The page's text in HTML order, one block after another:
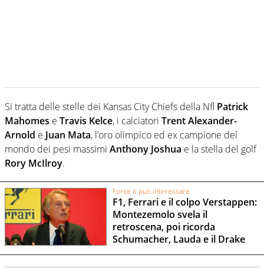
Si tratta delle stelle dei Kansas City Chiefs della Nfl Patrick
Mahomes e Travis Kelce, i calciatori Trent Alexander-
Arnold e Juan Mata, l’oro olimpico ed ex campione del
mondo dei pesi massimi Anthony Joshua e la stella del golf
Rory McIlroy.
Forse ti può interessare
F1, Ferrari e il colpo Verstappen:
Montezemolo svela il
retroscena, poi ricorda
Schumacher, Lauda e il Drake